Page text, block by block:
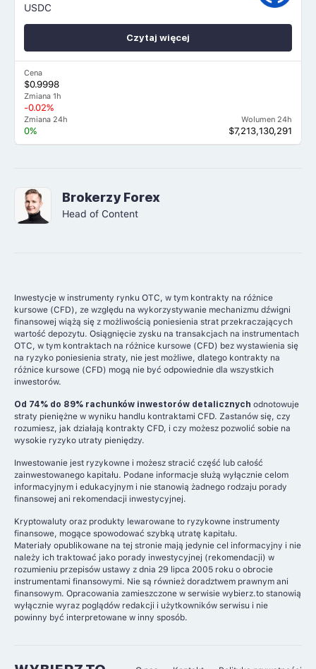
USDC
Cena
$0.9998
Zmiana 1h
-0.02%
Zmiana 24h
0%
Wolumen 24h
$7,213,130,291
Czytaj więcej
Brokerzy Forex
Head of Content
Inwestycje w instrumenty rynku OTC, w tym kontrakty na różnice
kursowe (CFD), ze względu na wykorzystywanie mechanizmu dźwigni
finansowej wiążą się z możliwością poniesienia strat przekraczających
wartość depozytu. Osiągnięcie zysku na transakcjach na instrumentach
OTC, w tym kontraktach na różnice kursowe (CFD) bez wystawienia się
na ryzyko poniesienia straty, nie jest możliwe, dlatego kontrakty na
różnice kursowe (CFD) mogą nie być odpowiednie dla wszystkich
inwestorów.
Od 74% do 89% rachunków inwestorów detalicznych odnotowuje
straty pieniężne w wyniku handlu kontraktami CFD. Zastanów się, czy
rozumiesz, jak działają kontrakty CFD, i czy możesz pozwolić sobie na
wysokie ryzyko utraty pieniędzy.
Inwestowanie jest ryzykowne i możesz stracić część lub całość
zainwestowanego kapitału. Podane informacje służą wyłącznie celom
informacyjnym i edukacyjnym i nie stanowią żadnego rodzaju porady
finansowej ani rekomendacji inwestycyjnej.
Kryptowaluty oraz produkty lewarowane to ryzykowne instrumenty
finansowe, mogące spowodować szybką utratę kapitału.
Materiały opublikowane na tej stronie mają jedynie cel informacyjny i nie
należy ich traktować jako porady inwestycyjnej (rekomendacji) w
rozumieniu przepisów ustawy z dnia 29 lipca 2005 roku o obrocie
instrumentami finansowymi. Nie są również doradztwem prawnym ani
finansowym. Opracowania zamieszczone w serwisie wybierz.to stanowią
wyłącznie wyraz poglądów redakcji i użytkowników serwisu i nie
powinny być interpretowane w inny sposób.